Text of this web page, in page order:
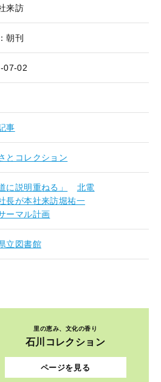
来訪
朝刊
07-02
事
とコレクション
に説明重ねる」
北電
長が本社来訪堀祐一
ーマル計画
立図書館
里の恵み、文化の香り
石川コレクション
ページを見る